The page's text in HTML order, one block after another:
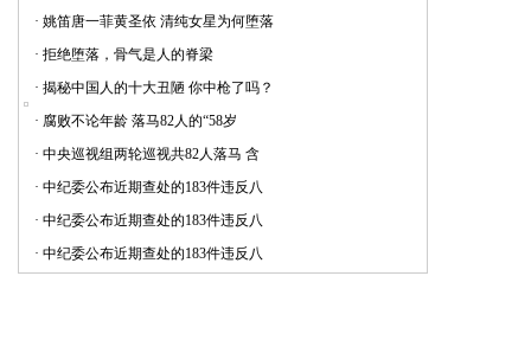
· 姚笛唐一菲黄圣依 清纯女星为何堕落
· 拒绝堕落，骨气是人的脊梁
· 揭秘中国人的十大丑陋 你中枪了吗？
· 腐败不论年龄 落马82人的“58岁
· 中央巡视组两轮巡视共82人落马 含
· 中纪委公布近期查处的183件违反八
· 中纪委公布近期查处的183件违反八
· 中纪委公布近期查处的183件违反八